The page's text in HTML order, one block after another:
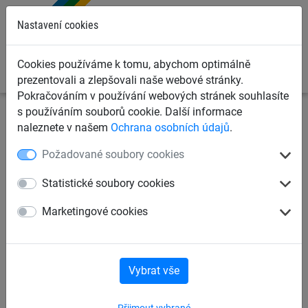
Nastavení cookies
Cookies používáme k tomu, abychom optimálně
prezentovali a zlepšovali naše webové stránky.
Pokračováním v používání webových stránek souhlasíte
s používáním souborů cookie. Další informace
naleznete v našem Ochrana osobních údajů.
Požadované soubory cookies
Statistické soubory cookies
Marketingové cookies
Vybrat vše
Záchytné bezpečnostní sítě
Příslušenství k zavěšení
Lana Karabiny Uskladnění sítí